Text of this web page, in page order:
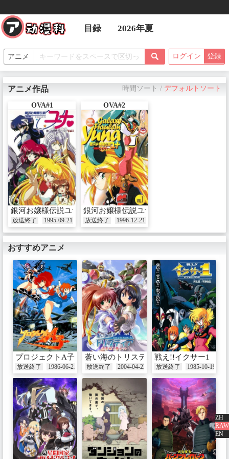
目録 2026年夏
ログイン 登録
ZH
RAW
EN
アニメ作品 時間ソート /デフォルトソート
OVA#1
銀河お嬢様伝説ユナ～哀しみのセイレーン～
放送終了 1995-09-21
OVA#2
銀河お嬢様伝説ユナ ～深闇のフェアリィ
放送終了 1996-12-21
おすすめアニメ
プロジェクトA子
放送終了 1986-06-21
蒼い海のトリスティア
放送終了 2004-04-23
戦え!!イクサー1
放送終了 1985-10-19